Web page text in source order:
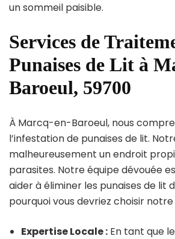
un sommeil paisible.
Services de
Punaises de Lit à
Baroeul, 59700
À Marcq-en-Baroeul, nous
l’infestation de punaises de lit.
malheureusement un endroit
parasites. Notre équipe dévouée
aider à éliminer les punaises de lit
pourquoi vous devriez choisir notre
Expertise Locale : En tant que